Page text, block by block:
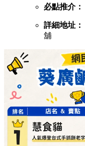
必點推介：
詳細地址：
舖